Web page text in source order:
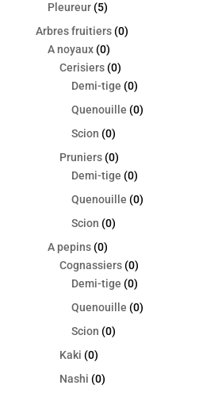
Pleureur (5)
Arbres fruitiers (0)
A noyaux (0)
Cerisiers (0)
Demi-tige (0)
Quenouille (0)
Scion (0)
Pruniers (0)
Demi-tige (0)
Quenouille (0)
Scion (0)
A pepins (0)
Cognassiers (0)
Demi-tige (0)
Quenouille (0)
Scion (0)
Kaki (0)
Nashi (0)